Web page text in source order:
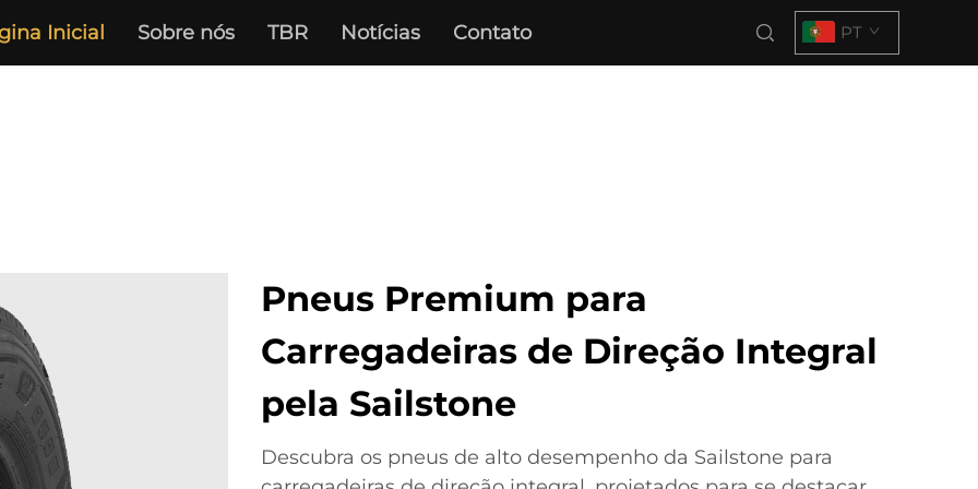
Inicial Sobre nós TBR Notícias Contato PT
Pneus Premium para
Carregadeiras de Direção Integral
pela Sailstone
Descubra os pneus de alto desempenho da Sailstone para